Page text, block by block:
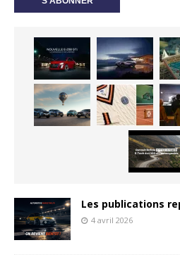
Les publications
4 avril 2026